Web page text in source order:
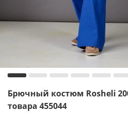
Брючный костюм Rosheli
товара 455044